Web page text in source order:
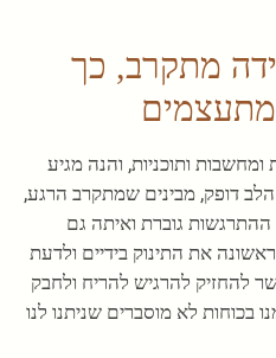
מתקרב, כך
ותוכניות, והנה מגיע
דופק, מבינים שמתקרב הרגע,
גוברת ואיתה גם
את התינוק בידיים ולדעת
להחזיק להרגיש להריח ולחבק
בכוחות לא מוסברים שניתנו לנו